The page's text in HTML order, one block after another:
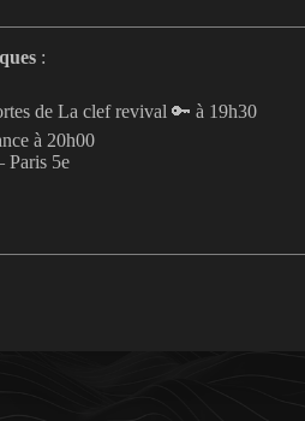
:
de La clef revival 🔑 à 19h30
à 20h00
Paris 5e